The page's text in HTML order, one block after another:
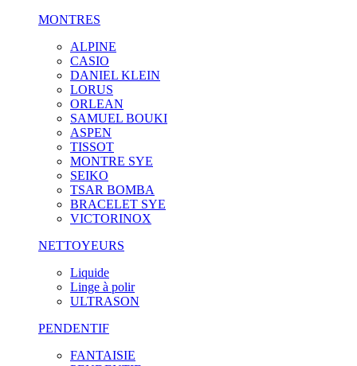
MONTRES
ALPINE
CASIO
DANIEL KLEIN
LORUS
ORLEAN
SAMUEL BOUKI
ASPEN
TISSOT
MONTRE SYE
SEIKO
TSAR BOMBA
BRACELET SYE
VICTORINOX
NETTOYEURS
Liquide
Linge à polir
ULTRASON
PENDENTIF
FANTAISIE